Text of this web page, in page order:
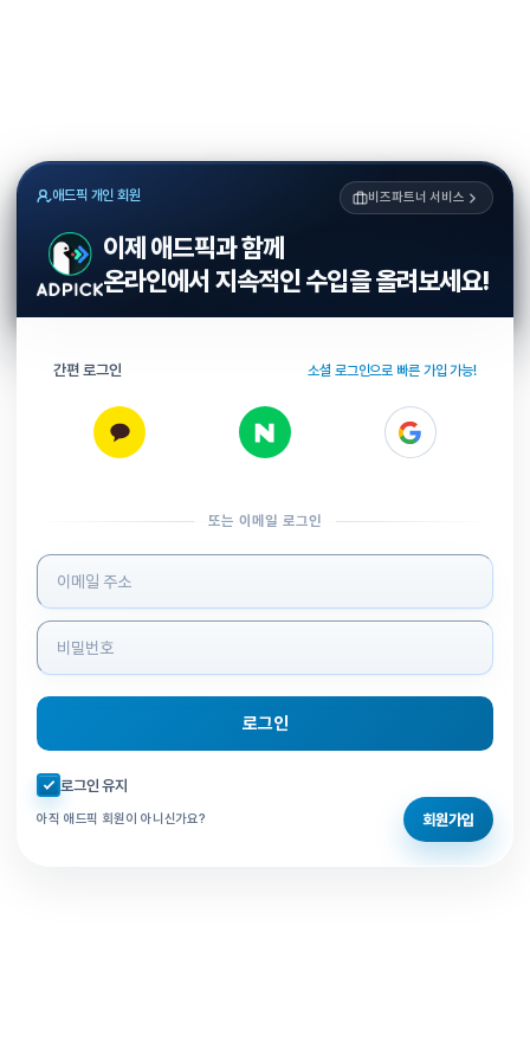
애드픽 개인 회원 비즈파트너 서비스
이제 애드픽과 함께
온라인에서 지속적인 수입을 올려보세요!
간편 로그인 소셜 로그인으로 빠른 가입 가능!
또는 이메일 로그인
로그인 정보 입력
로그인
자동로그인 체크
로그인 유지
아직 애드픽 회원이 아니신가요? 회원가입